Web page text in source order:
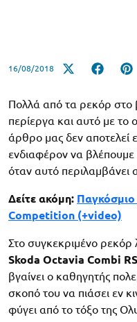
16/08/2018
Πολλά από τα ρεκόρ στο
περίεργα και αυτό με
άρθρο μας δεν αποτελεί
ενδιαφέρον να βλέπουμε
όταν αυτό περιλαμβάνει
Δείτε ακόμη: Παγκόσμιο
Competition (+video)
Στο συγκεκριμένο ρεκόρ
Skoda Octavia Combi
βγαίνει ο καθηγητής
σκοπό του να πιάσει εν
φύγει από το τόξο της